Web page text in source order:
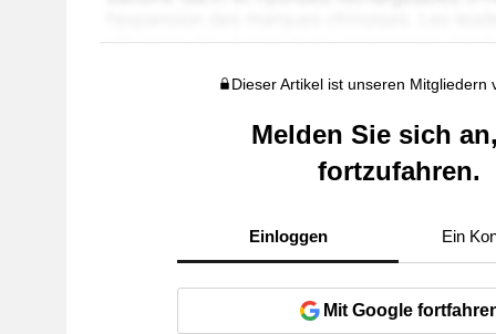
Dieser Artikel ist unseren Mitgliedern
Melden Sie sich
fortzufahren.
Einloggen Ein
Mit Google